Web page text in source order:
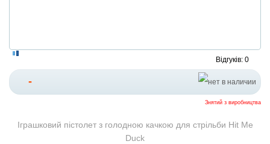
Відгуків: 0
-
Знятий з виробництва
Іграшковий пістолет з голодною качкою для стрільби Hit Me
Duck